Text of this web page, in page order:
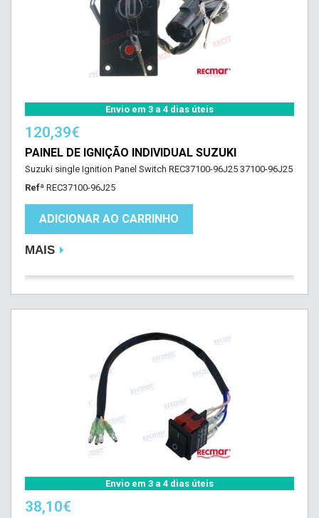
Envio em 3 a 4 dias úteis
120,39€
PAINEL DE IGNIÇÃO INDIVIDUAL SUZUKI
Suzuki single Ignition Panel Switch REC37100-96J25 37100-96J25
Refª REC37100-96J25
ADICIONAR AO CARRINHO
MAIS
Envio em 3 a 4 dias úteis
38,10€